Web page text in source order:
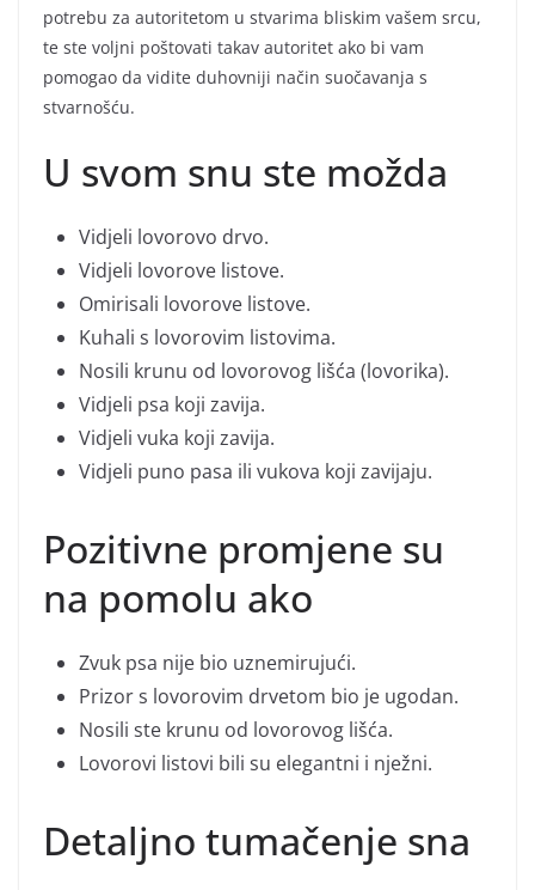
potrebu za autoritetom u stvarima bliskim vašem srcu,
te ste voljni poštovati takav autoritet ako bi vam
pomogao da vidite duhovniji način suočavanja s
stvarnošću.
U svom snu ste možda
Vidjeli lovorovo drvo.
Vidjeli lovorove listove.
Omirisali lovorove listove.
Kuhali s lovorovim listovima.
Nosili krunu od lovorovog lišća (lovorika).
Vidjeli psa koji zavija.
Vidjeli vuka koji zavija.
Vidjeli puno pasa ili vukova koji zavijaju.
Pozitivne promjene su
na pomolu ako
Zvuk psa nije bio uznemirujući.
Prizor s lovorovim drvetom bio je ugodan.
Nosili ste krunu od lovorovog lišća.
Lovorovi listovi bili su elegantni i nježni.
Detaljno tumačenje sna